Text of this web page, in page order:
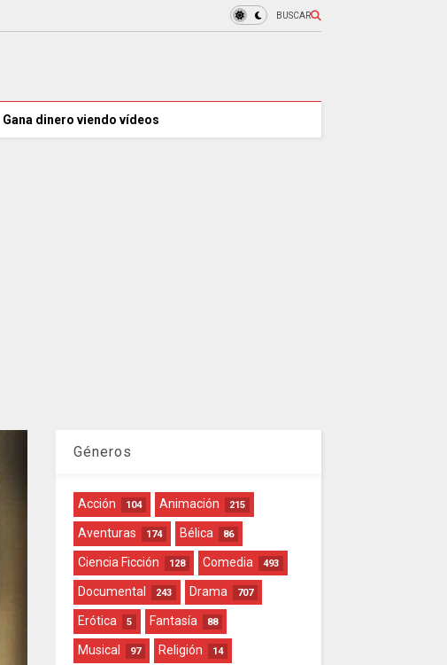
BUSCAR
Gana dinero viendo vídeos
Géneros
Acción 104 Animación 215
Aventuras 174 Bélica 86
Ciencia Ficción 128 Comedia 493
Documental 243 Drama 707
Erótica 5 Fantasía 88
Musical 97 Religión 14